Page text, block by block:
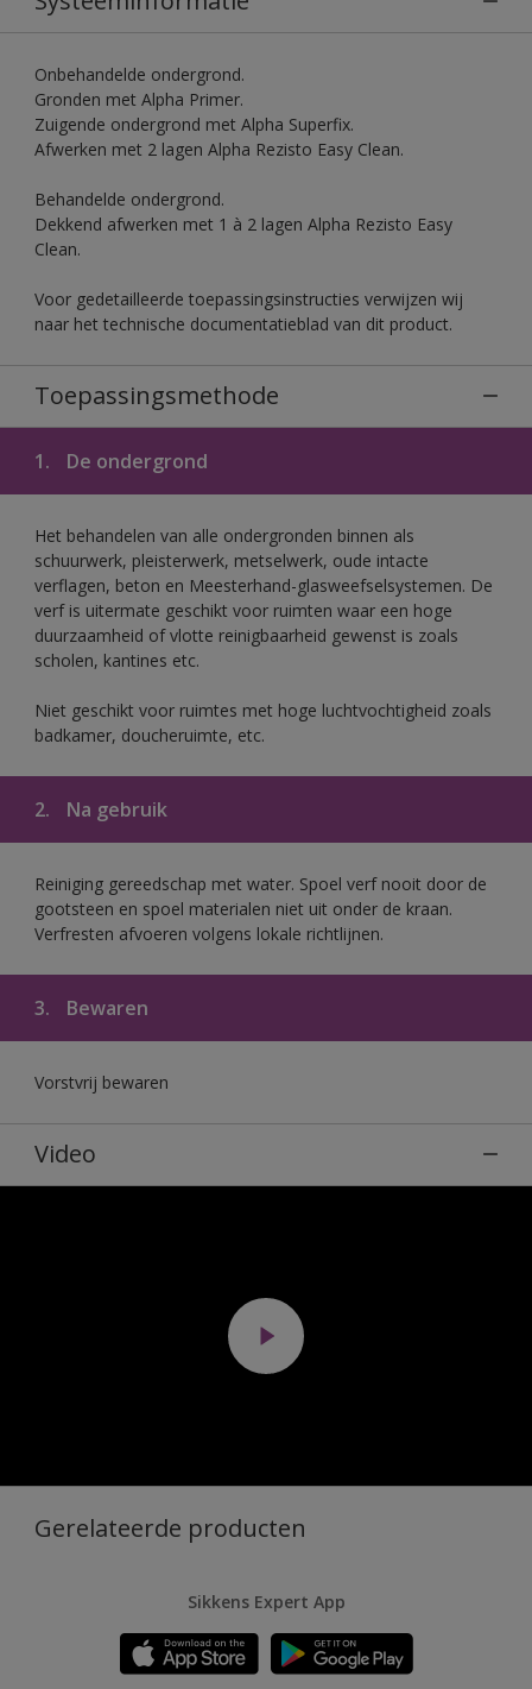
Onbehandelde ondergrond.
Gronden met Alpha Primer.
Zuigende ondergrond met Alpha Superfix.
Afwerken met 2 lagen Alpha Rezisto Easy Clean.
Behandelde ondergrond.
Dekkend afwerken met 1 à 2 lagen Alpha Rezisto Easy
Clean.
Voor gedetailleerde toepassingsinstructies verwijzen wij
naar het technische documentatieblad van dit product.
Toepassingsmethode
1. De ondergrond
Het behandelen van alle ondergronden binnen als
schuurwerk, pleisterwerk, metselwerk, oude intacte
verflagen, beton en Meesterhand-glasweefselsystemen. De
verf is uitermate geschikt voor ruimten waar een hoge
duurzaamheid of vlotte reinigbaarheid gewenst is zoals
scholen, kantines etc.
Niet geschikt voor ruimtes met hoge luchtvochtigheid zoals
badkamer, doucheruimte, etc.
2. Na gebruik
Reiniging gereedschap met water. Spoel verf nooit door de
gootsteen en spoel materialen niet uit onder de kraan.
Verfresten afvoeren volgens lokale richtlijnen.
3. Bewaren
Vorstvrij bewaren
Video
Gerelateerde producten
Sikkens Expert App